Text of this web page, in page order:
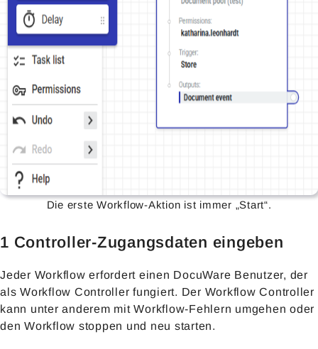
Die erste Workflow-Aktion ist immer „Start“.
1 Controller-Zugangsdaten eingeben
Jeder Workflow erfordert einen DocuWare Benutzer, der
als Workflow Controller fungiert. Der Workflow Controller
kann unter anderem mit Workflow-Fehlern umgehen oder
den Workflow stoppen und neu starten.